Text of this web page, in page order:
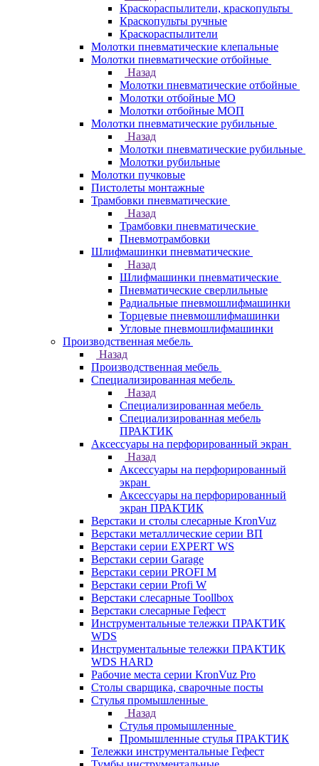
Краскораспылители, краскопульты
Краскопульты ручные
Краскораспылители
Молотки пневматические клепальные
Молотки пневматические отбойные
Назад
Молотки пневматические отбойные
Молотки отбойные МО
Молотки отбойные МОП
Молотки пневматические рубильные
Назад
Молотки пневматические рубильные
Молотки рубильные
Молотки пучковые
Пистолеты монтажные
Трамбовки пневматические
Назад
Трамбовки пневматические
Пневмотрамбовки
Шлифмашинки пневматические
Назад
Шлифмашинки пневматические
Пневматические сверлильные
Радиальные пневмошлифмашинки
Торцевые пневмошлифмашинки
Угловые пневмошлифмашинки
Производственная мебель
Назад
Производственная мебель
Cпециализированная мебель
Назад
Cпециализированная мебель
Специализированная мебель
ПРАКТИК
Аксессуары на перфорированный экран
Назад
Аксессуары на перфорированный
экран
Аксессуары на перфорированный
экран ПРАКТИК
Верстаки и столы слесарные KronVuz
Верстаки металлические серии ВП
Верстаки серии EXPERT WS
Верстаки серии Garage
Верстаки серии PROFI M
Верстаки серии Profi W
Верстаки слесарные Toollbox
Верстаки слесарные Гефест
Инструментальные тележки ПРАКТИК
WDS
Инструментальные тележки ПРАКТИК
WDS HARD
Рабочие места серии KronVuz Pro
Столы сварщика, сварочные посты
Стулья промышленные
Назад
Стулья промышленные
Промышленные стулья ПРАКТИК
Тележки инструментальные Гефест